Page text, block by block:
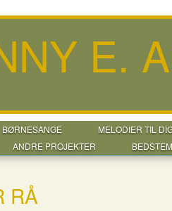
E.
BØRNESANGE
MELODIER TIL
ANDRE PROJEKTER
RÅ